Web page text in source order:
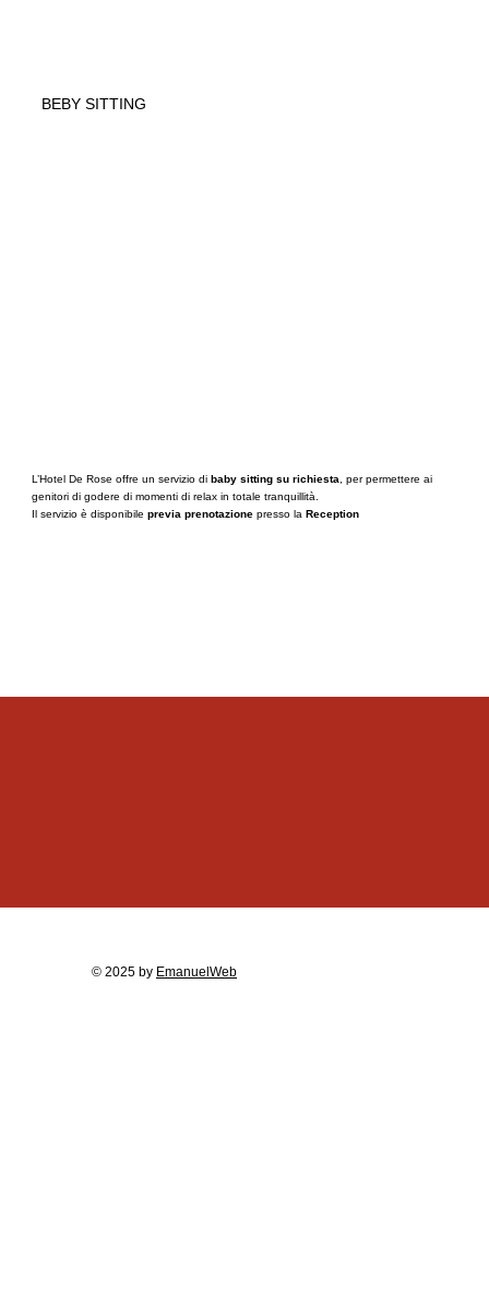
L’Hotel De Rose offre un servizio dibaby sitting su richiesta, per permettere ai
genitori di godere di momenti di relax in totale tranquillità.
Il servizio è disponibileprevia prenotazione presso laReception
© 2025 by EmanuelWeb
BEBY SITTING